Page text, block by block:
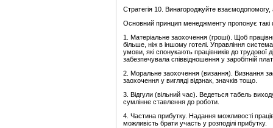
Стратегія 10. Винагороджуйте
Основний принцип менеджменту пропонує такі
1. Матеріальне заохочення (гроші). Щоб
більше, ніж в іншому готелі. Управління
умови, які спонукають працівників до трудової
забезпечувала співвідношення у заробітній
2. Моральне заохочення (визання). Визнання
заохочення у вигляді відзнак, значків тощо.
3. Відгули (вільний час). Ведеться табель
сумлінне ставлення до роботи.
4. Частина прибутку. Надання можливості
можливість брати участь у розподілі прибутку.